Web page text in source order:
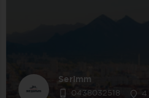
Serimm
0438032518 4